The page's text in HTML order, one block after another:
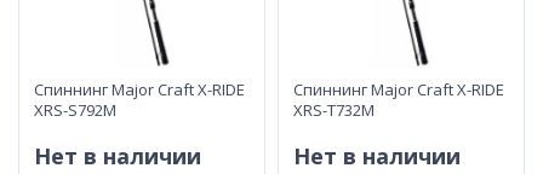
Спиннинг Major Craft X-RIDE
XRS-S792M
Нет в наличии
Спиннинг Major Craft X-RIDE
XRS-T732M
Нет в наличии